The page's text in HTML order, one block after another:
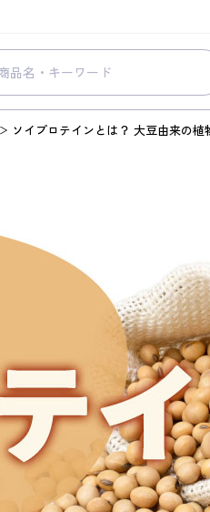
ソイプロテインとは？ 大豆由来の